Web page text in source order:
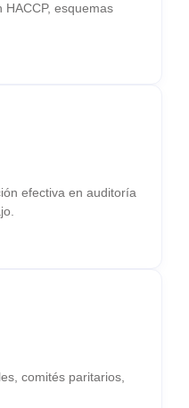
esquemas
efectiva en auditoría
comités paritarios,